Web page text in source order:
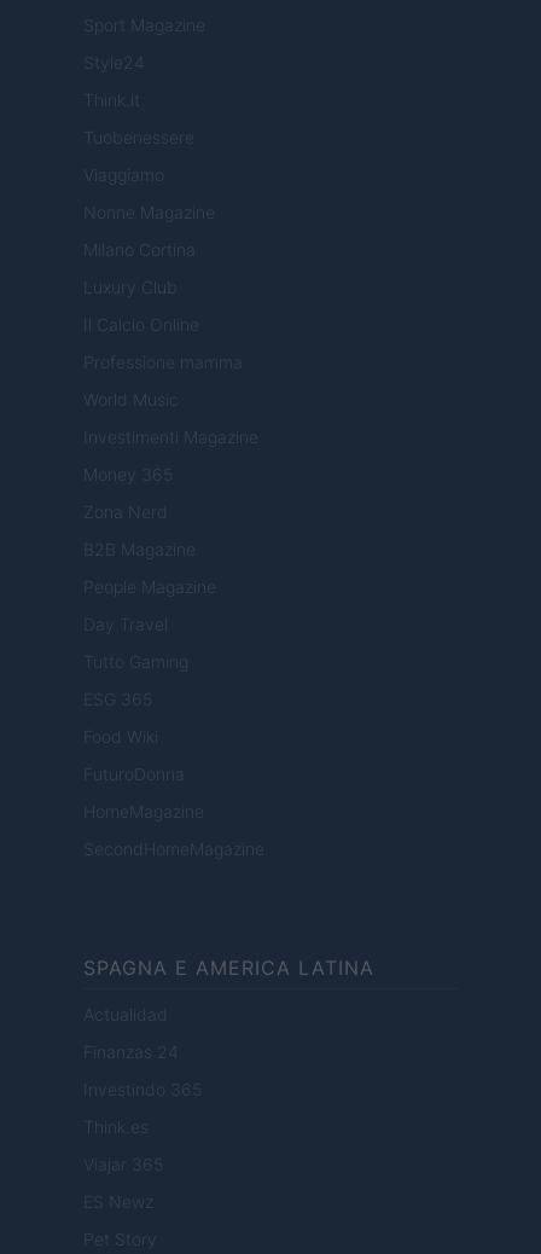
Sport Magazine
Style24
Think.it
Tuobenessere
Viaggiamo
Nonne Magazine
Milano Cortina
Luxury Club
Il Calcio Online
Professione mamma
World Music
Investimenti Magazine
Money 365
Zona Nerd
B2B Magazine
People Magazine
Day Travel
Tutto Gaming
ESG 365
Food Wiki
FuturoDonna
HomeMagazine
SecondHomeMagazine
SPAGNA E AMERICA LATINA
Actualidad
Finanzas 24
Investindo 365
Think.es
Viajar 365
ES Newz
Pet Story